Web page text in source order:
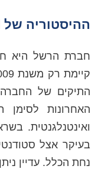
ההיסטוריה של Herschel
חברת הרשל היא
התיקים של
האחרונות לסימן
ואינטנלגנטית.
בעיקר אצל
נחת הכלל. עדיין